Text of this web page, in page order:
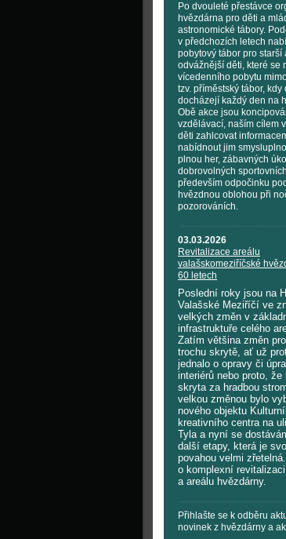
Po dvouleté přestávce
hvězdárna pro děti a
astronomické tábory.
v předchozích letech
pobytový tábor pro starší
odvážnější děti, které se
vícedenního pobytu
tzv. příměstský tábor, kdy
docházejí každý den na
Obě akce jsou
vzdělávací, naším cílem
děti zahlcovat
nabídnout jim
plnou her, zábavných
dobrovolných
především odpočinku pod
hvězdnou oblohou při
pozorováních.
03.03.2026
Revitalizace areálu
valašskomeziříčské
60 letech
Poslední roky jsou na
Valašské Meziříčí ve
velkých změn v
infrastruktuře celého
Zatím většina změn
trochu skrytě, ať už
jednalo o opravy či
interiérů nebo proto, že
skryta za hradbou
velkou změnou bylo
nového objektu
kreativního centra na
Tyla a nyní se
další etapy, která je
povahou velmi
o komplexní
a areálu hvězdárny.
Přihlašte se k odběru
novinek z hvězdárny a